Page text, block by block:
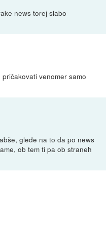
news torej slabo
venomer samo
glede na to da po news
ob tem ti pa ob straneh